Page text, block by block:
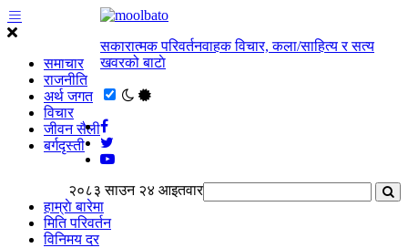
समाचार
राजनीति
अर्थ जगत
विचार
जीवन सैली
बर्गदृस्ती
सकारात्मक परिवर्तनवाहक विचार, कला/साहित्य र सत्य
खवरको बाटाे
२०८३ साउन २४ आइतवार
हाम्राे बारेमा
मिति परिवर्तन
विनिमय दर